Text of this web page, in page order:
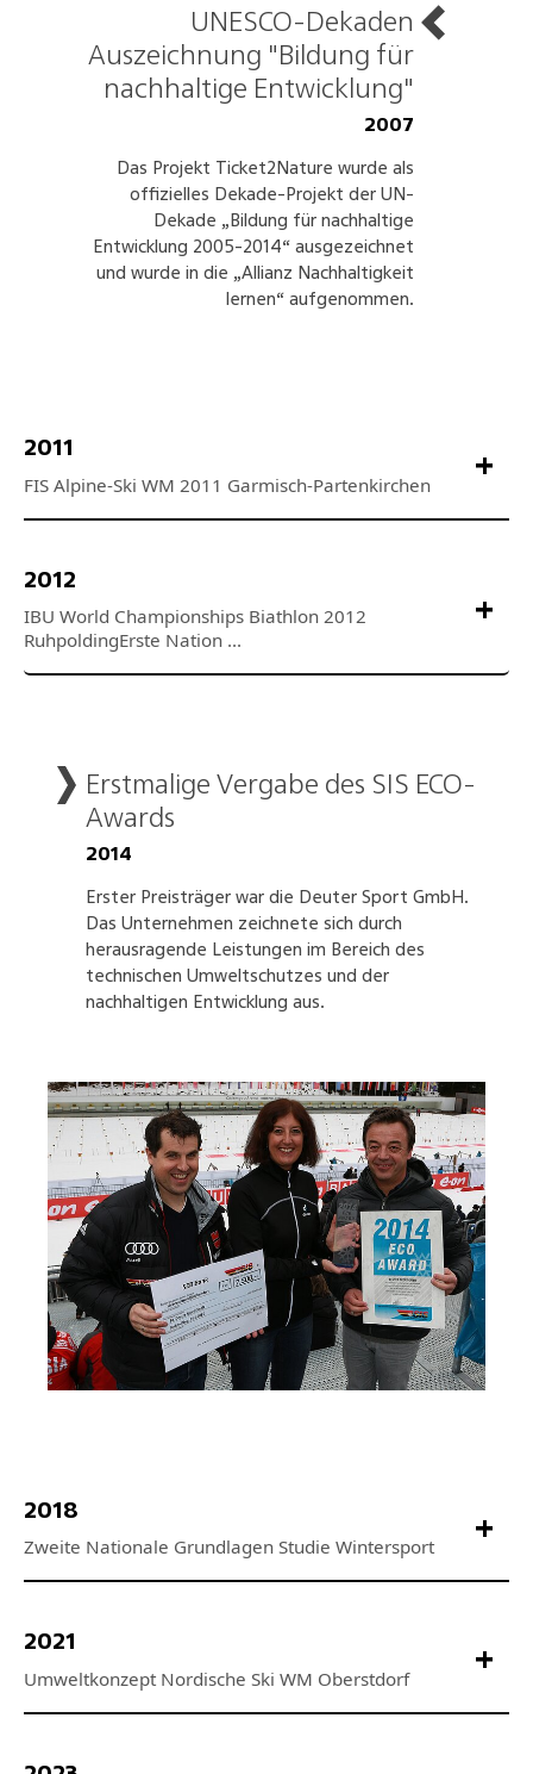
UNESCO-Dekaden
Auszeichnung "Bildung für
nachhaltige Entwicklung"
2007
Das Projekt Ticket2Nature wurde als
offizielles Dekade-Projekt der UN-
Dekade „Bildung für nachhaltige
Entwicklung 2005-2014“ ausgezeichnet
und wurde in die „Allianz Nachhaltigkeit
lernen“ aufgenommen.
2011
2012
Erstmalige Vergabe des SIS ECO-
Awards
2014
Erster Preisträger war die Deuter Sport GmbH.
Das Unternehmen zeichnete sich durch
herausragende Leistungen im Bereich des
technischen Umweltschutzes und der
nachhaltigen Entwicklung aus.
2018
2021